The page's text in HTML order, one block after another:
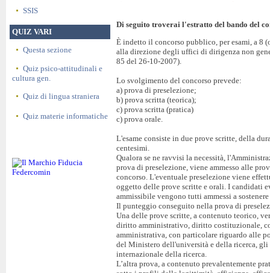
SSIS
QUIZ VARI
Questa sezione
Quiz psico-attitudinali e
cultura gen.
Quiz di lingua straniera
Quiz materie informatiche
Di seguito troverai l'estratto del bando del
È indetto il concorso pubblico, per esami, a 8
alla direzione degli uffici di dirigenza non
85 del 26-10-2007).
Lo svolgimento del concorso prevede:
a) prova di preselezione;
b) prova scritta (teorica);
c) prova scritta (pratica)
c) prova orale.
L'esame consiste in due prove scritte, della
centesimi.
Qualora se ne ravvisi la necessità,
prova di preselezione, viene ammesso alle
concorso. L'eventuale preselezione viene
oggetto delle prove scritte e orali. I candidati
ammissibile vengono tutti ammessi a
Il punteggio conseguito nella prova di
Una delle prove scritte, a contenuto teorico,
diritto amministrativo, diritto costituzionale,
amministrativa, con particolare riguardo alle
del Ministero dell'università e della ricerca,
internazionale della ricerca.
L’altra prova, a contenuto prevalentemente